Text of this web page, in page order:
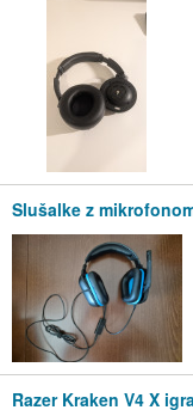
Slušalke z
Razer Kraken V4 X